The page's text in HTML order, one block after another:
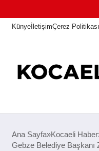
KünyeİletişimÇerez Politikası
ANASAYFA
Ana Sayfa Kocaeli Haber
Gebze Belediye Başkanı